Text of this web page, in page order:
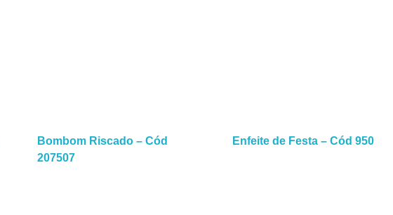
Bombom Riscado – Cód
207507
Enfeite de Festa – Cód 950